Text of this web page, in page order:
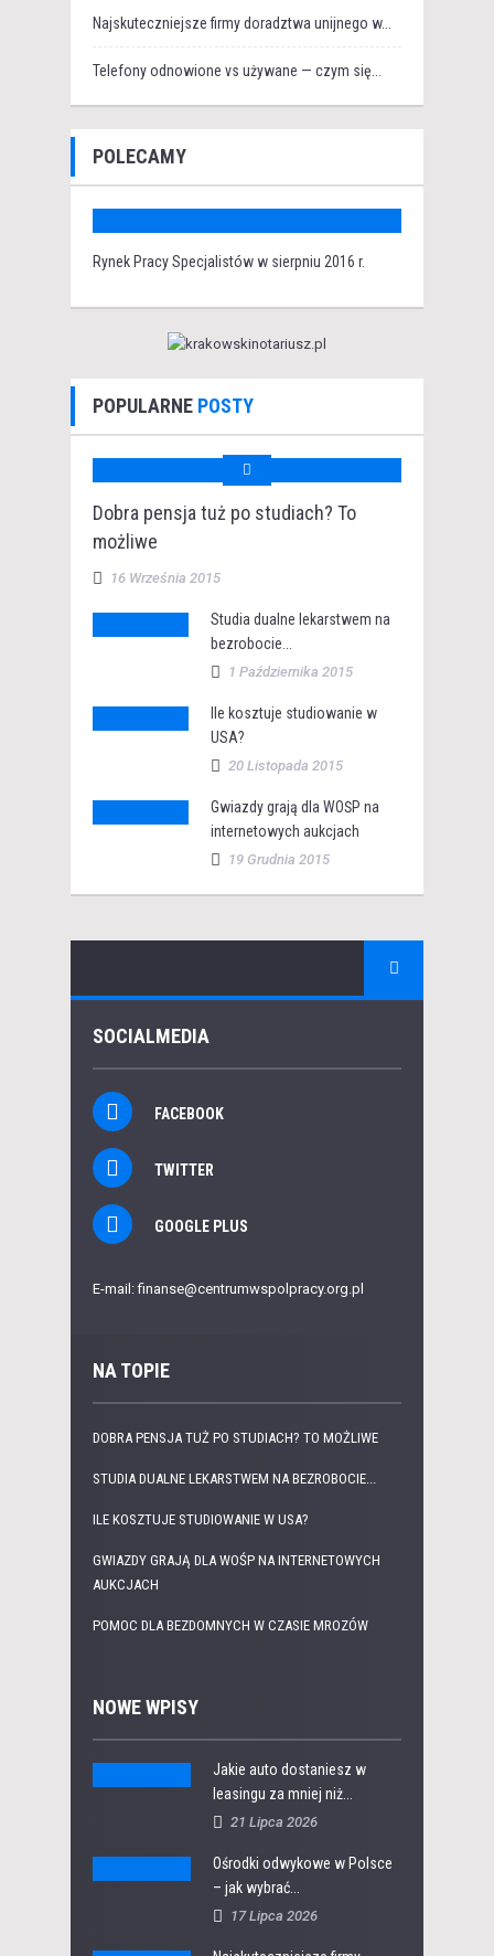
Najskuteczniejsze firmy doradztwa unijnego w...
Telefony odnowione vs używane — czym się...
POLECAMY
Rynek Pracy Specjalistów w sierpniu 2016 r.
POPULARNE POSTY
Dobra pensja tuż po studiach? To
możliwe
16 Września 2015
Studia dualne lekarstwem na
bezrobocie...
1 Października 2015
Ile kosztuje studiowanie w
USA?
20 Listopada 2015
Gwiazdy grają dla WOŚP na
internetowych aukcjach
19 Grudnia 2015
SOCIALMEDIA
FACEBOOK
TWITTER
GOOGLE PLUS
E-mail: finanse@centrumwspolpracy.org.pl
NA TOPIE
DOBRA PENSJA TUŻ PO STUDIACH? TO MOŻLIWE
STUDIA DUALNE LEKARSTWEM NA BEZROBOCIE...
ILE KOSZTUJE STUDIOWANIE W USA?
GWIAZDY GRAJĄ DLA WOŚP NA INTERNETOWYCH
AUKCJACH
POMOC DLA BEZDOMNYCH W CZASIE MROZÓW
NOWE WPISY
Jakie auto dostaniesz w
leasingu za mniej niż...
21 Lipca 2026
Ośrodki odwykowe w Polsce
– jak wybrać...
17 Lipca 2026